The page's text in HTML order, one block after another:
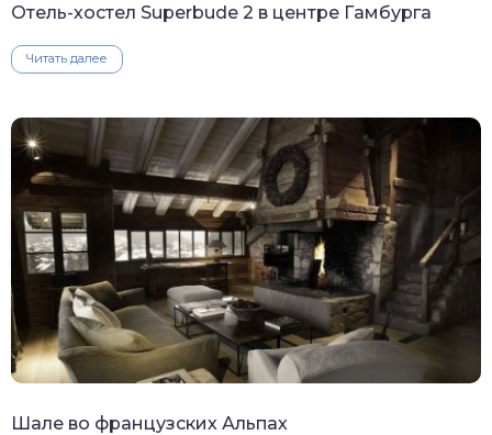
Отель-хостел Superbude 2 в центре Гамбурга
Читать далее
Шале во французских Альпах